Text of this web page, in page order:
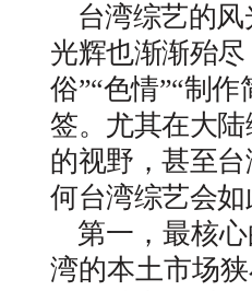
台湾综艺的
光辉也渐渐殆
俗”“色情”“制
签。尤其在大
的视野，甚至
何台湾综艺会
第一，最核
湾的本土市场